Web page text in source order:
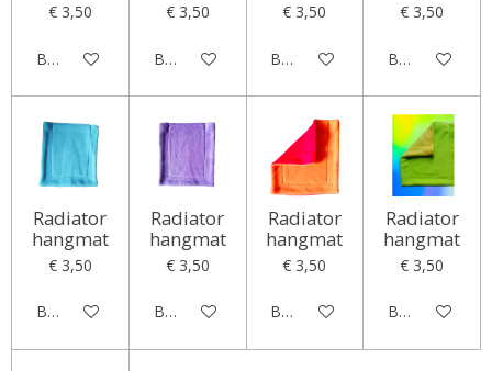
€ 3,50
Bekijk details
€ 3,50
Bekijk details
€ 3,50
Bekijk details
€ 3,50
Bekijk details
Radiator
hangmat
€ 3,50
Bekijk details
Radiator
hangmat
€ 3,50
Bekijk details
Radiator
hangmat
€ 3,50
Bekijk details
Radiator
hangmat
€ 3,50
Bekijk details